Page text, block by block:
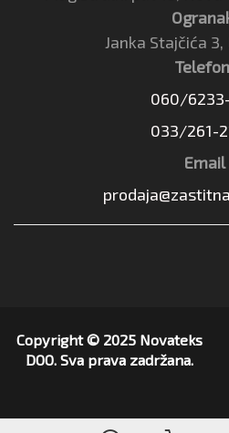
Janka Stajčića
060/
033/261-
Email
Copyright © 2025 Novateks
DOO. Sva prava zadržana.